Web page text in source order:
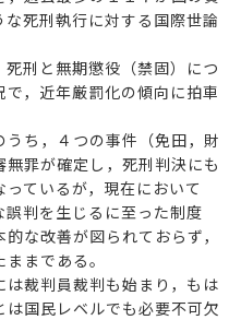
死刑執行に対する国際世論
刑と無期懲役（禁固）につ
，近年厳罰化の傾向に拍車
ち，４つの事件（免田，財
罪が確定し，死刑判決にも
ているが，現在において
判を生じるに至った制度
な改善が図られておらず，
まである。
裁判員裁判も始まり，もは
国民レベルでも必要不可欠